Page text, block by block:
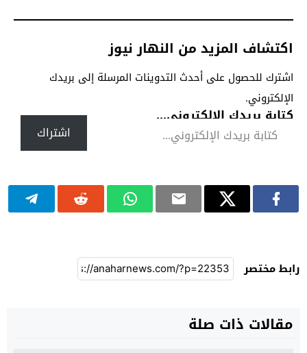
اكتشاف المزيد من النهار نيوز
اشترك للحصول على أحدث التدوينات المرسلة إلى بريدك
الإلكتروني.
كتابة بريدك الإلكتروني...
اشتراك
رابط مختصر
مقالات ذات صلة